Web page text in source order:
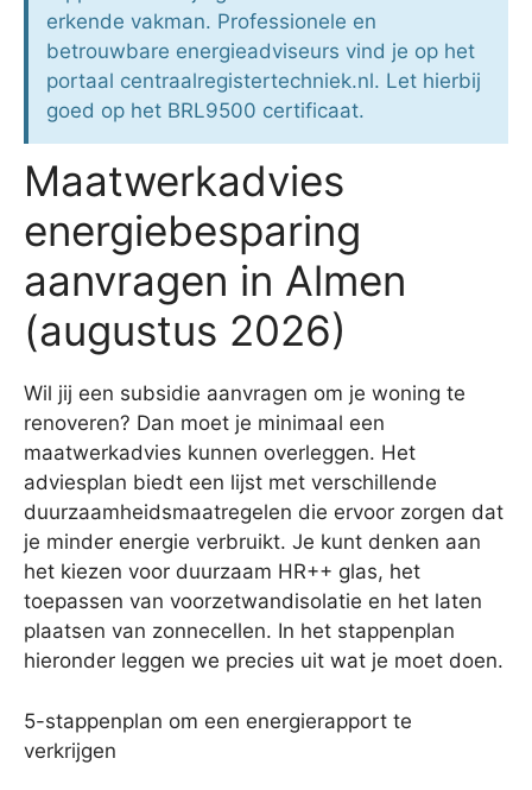
erkende vakman. Professionele en
betrouwbare energieadviseurs vind je op het
portaal centraalregistertechniek.nl. Let hierbij
goed op het BRL9500 certificaat.
Maatwerkadvies
energiebesparing
aanvragen in Almen
(augustus 2026)
Wil jij een subsidie aanvragen om je woning te
renoveren? Dan moet je minimaal een
maatwerkadvies kunnen overleggen. Het
adviesplan biedt een lijst met verschillende
duurzaamheidsmaatregelen die ervoor zorgen dat
je minder energie verbruikt. Je kunt denken aan
het kiezen voor duurzaam HR++ glas, het
toepassen van voorzetwandisolatie en het laten
plaatsen van zonnecellen. In het stappenplan
hieronder leggen we precies uit wat je moet doen.
5-stappenplan om een energierapport te
verkrijgen